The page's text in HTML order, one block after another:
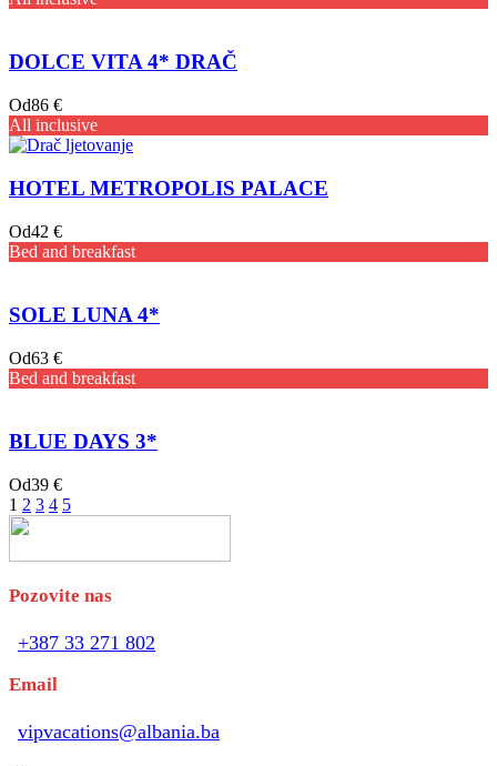
DOLCE VITA 4* DRAČ
Od86 €
All inclusive
HOTEL METROPOLIS PALACE
Od42 €
Bed and breakfast
SOLE LUNA 4*
Od63 €
Bed and breakfast
BLUE DAYS 3*
Od39 €
1 2 3 4 5
Pozovite nas
+387 33 271 802
Email
vipvacations@albania.ba